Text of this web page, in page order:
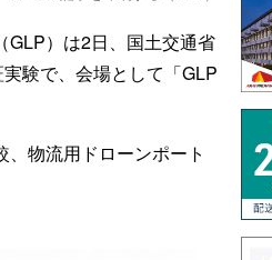
GLP）は2日、国土交通省
験で、会場として「GLP
物流用ドローンポート